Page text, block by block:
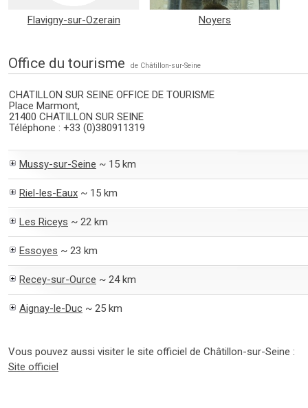
Flavigny-sur-Ozerain Noyers
Office du tourisme de Châtillon-sur-Seine
CHATILLON SUR SEINE OFFICE DE TOURISME
Place Marmont,
21400 CHATILLON SUR SEINE
Téléphone : +33 (0)380911319
Mussy-sur-Seine ~ 15 km
Riel-les-Eaux ~ 15 km
Les Riceys ~ 22 km
Essoyes ~ 23 km
Recey-sur-Ource ~ 24 km
Aignay-le-Duc ~ 25 km
Vous pouvez aussi visiter le site officiel de Châtillon-sur-Seine :
Site officiel